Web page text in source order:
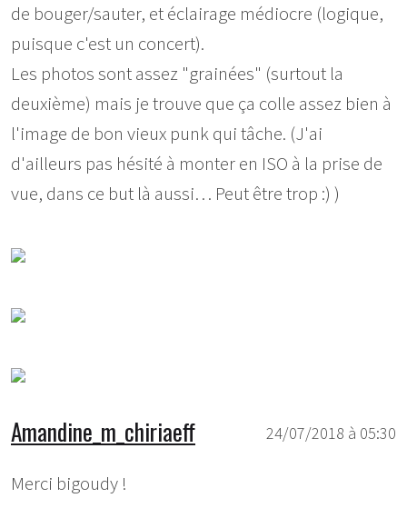
de bouger/sauter, et éclairage médiocre (logique,
puisque c'est un concert).
Les photos sont assez "grainées" (surtout la
deuxième) mais je trouve que ça colle assez bien à
l'image de bon vieux punk qui tâche. (J'ai
d'ailleurs pas hésité à monter en ISO à la prise de
vue, dans ce but là aussi… Peut être trop :) )
24/07/2018 à 05:30
Amandine_m_chiriaeff
Merci bigoudy !